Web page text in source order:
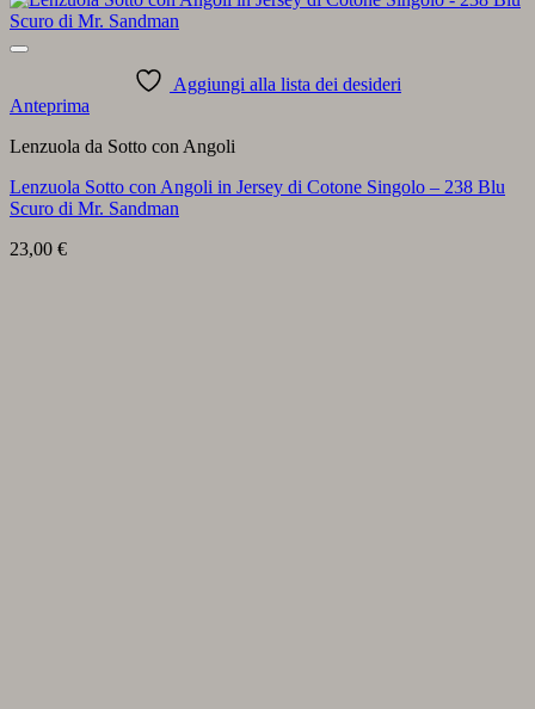
Aggiungi alla lista dei desideri
Anteprima
Lenzuola da Sotto con Angoli
Lenzuola Sotto con Angoli in Jersey di Cotone Singolo – 238 Blu
Scuro di Mr. Sandman
23,00 €